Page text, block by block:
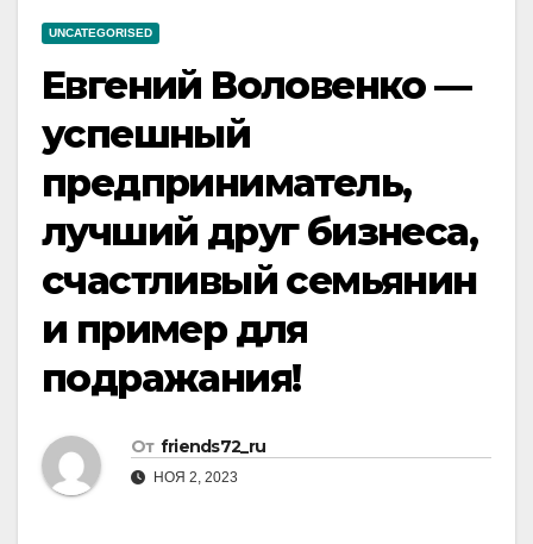
UNCATEGORISED
Евгений Воловенко —
успешный
предприниматель,
лучший друг бизнеса,
счастливый семьянин
и пример для
подражания!
От friends72_ru
НОЯ 2, 2023